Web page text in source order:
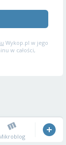
Wykop.pl w jego
w całości,